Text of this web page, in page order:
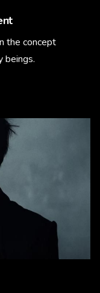
the concept
beings.